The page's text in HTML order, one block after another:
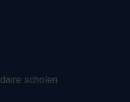
scholen